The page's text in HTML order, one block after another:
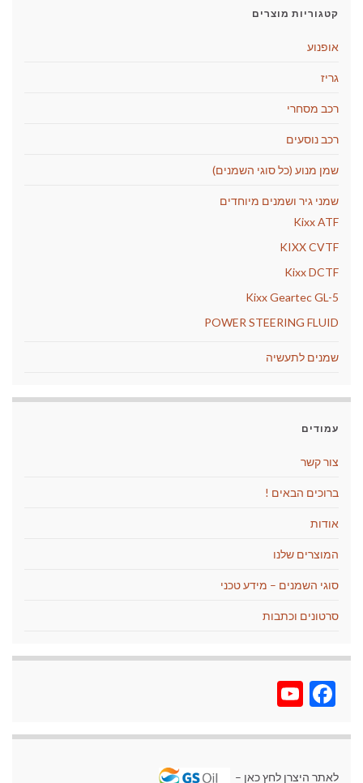
קטגוריות מוצרים
אופנוע
גריז
רכב מסחרי
רכב נוסעים
שמן מנוע (כל סוגי השמנים)
שמני גיר ושמנים מיוחדים
Kixx ATF
KIXX CVTF
Kixx DCTF
Kixx Geartec GL-5
POWER STEERING FLUID
שמנים לתעשיה
עמודים
צור קשר
ברוכים הבאים !
אודות
המוצרים שלנו
סוגי השמנים – מידע טכני
סרטונים וכתבות
Facebook
לאתר היצרן לחץ כאן –